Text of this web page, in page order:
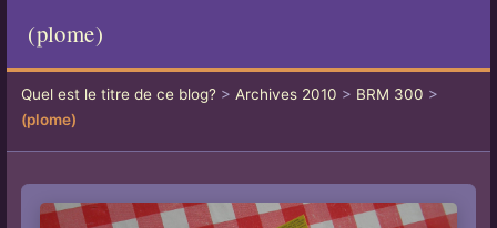
(plome)
Quel est le titre de ce blog?> Archives 2010 > BRM 300 >
(plome)